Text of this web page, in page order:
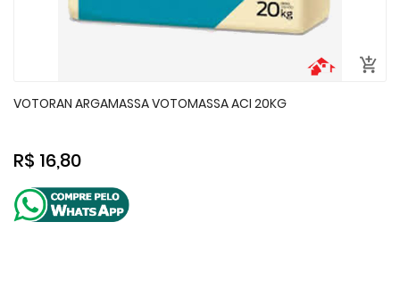
VOTORAN ARGAMASSA VOTOMASSA ACI 20KG
R$ 16,80